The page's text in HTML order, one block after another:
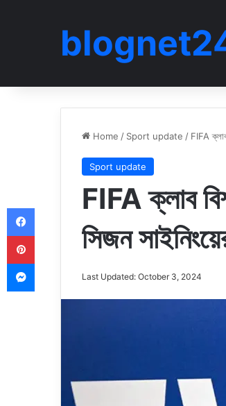
Home / Sport update / FIFA
Sport update
FIFA ক্লাব
সিজন
Last Updated: October 3, 2024
Facebook
Pinterest
Messenger